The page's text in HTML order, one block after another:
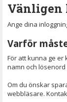
Vänligen
Ange dina
Varför
För att kunna ge er
namn och lösenord
Om du önskar
webbläsare.